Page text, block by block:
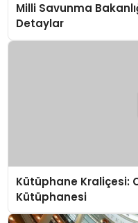
Milli Savunma
Detaylar
Kütüphane Kraliçesi:
Kütüphanesi